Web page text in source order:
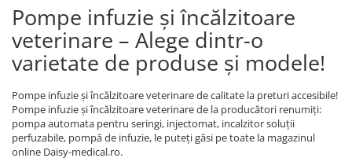
Pompe infuzie și încălzitoare
veterinare – Alege dintr-o
varietate de produse și modele!
Pompe infuzie și încălzitoare veterinare de calitate la preturi accesibile!
Pompe infuzie și încălzitoare veterinare de la producători renumiți:
pompa automata pentru seringi, injectomat, incalzitor soluții
perfuzabile, pompă de infuzie, le puteți găsi pe toate la magazinul
online Daisy-medical.ro.